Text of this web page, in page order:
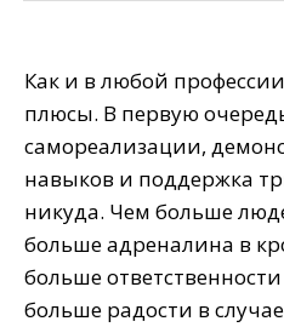
Как и в любой
плюсы. В первую
самореализации,
навыков и поддержка
никуда. Чем больше
больше адреналина в
больше
больше радости в